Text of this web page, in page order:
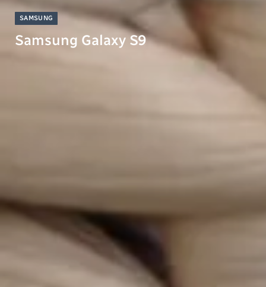
SAMSUNG
Samsung Galaxy S9